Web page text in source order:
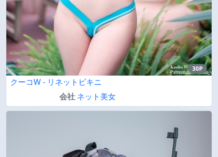
30P
クーコW - リネットビキニ
会社 ネット美女